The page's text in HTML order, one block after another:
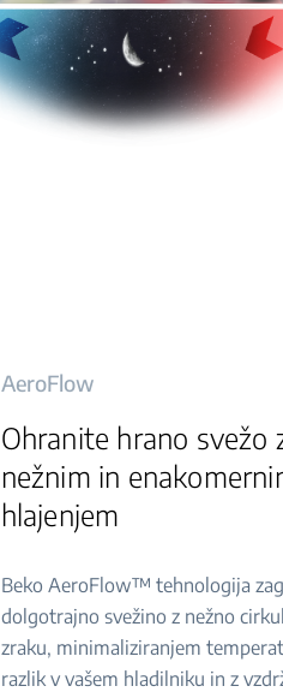
AeroFlow
Ohranite hrano svežo
nežnim in
hlajenjem
Beko AeroFlow™ tehnologija
dolgotrajno svežino z nežno
zraku, minimaliziranjem
razlik v vašem hladilniku in z